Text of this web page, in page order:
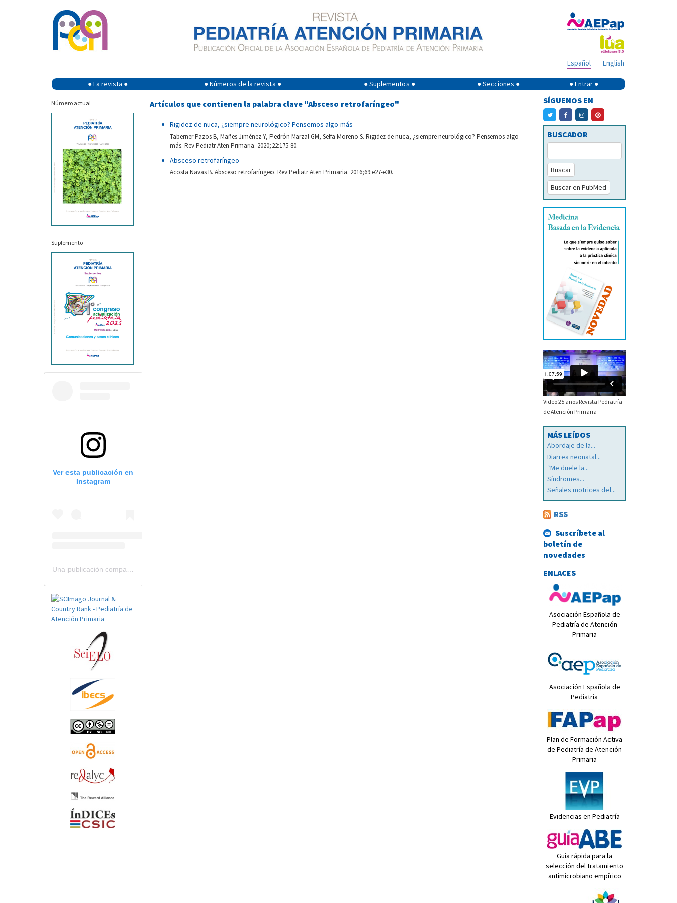
English
Español
● La revista ● ● Números de la revista ● ● Suplementos ● ● Secciones ● ● Entrar ●
Número actual
Suplemento
Ver esta publicación en
Instagram
Artículos que contienen la palabra clave "Absceso retrofaríngeo"
Rigidez de nuca, ¿siempre neurológico? Pensemos algo más
Taberner Pazos B, Mañes Jiménez Y, Pedrón Marzal GM, Selfa Moreno S. Rigidez de nuca, ¿siempre neurológico? Pensemos algo
más. Rev Pediatr Aten Primaria. 2020;22:175-80.
Absceso retrofaríngeo
Acosta Navas B. Absceso retrofaríngeo. Rev Pediatr Aten Primaria. 2016;69:e27-e30.
SÍGUENOS EN
BUSCADOR
Buscar
Buscar en PubMed
Video 25 años Revista Pediatría
de Atención Primaria
MÁS LEÍDOS
Abordaje de la...
Diarrea neonatal...
“Me duele la...
Síndromes...
Señales motrices del...
RSS
Suscríbete al
boletín de
novedades
ENLACES
Asociación Española de
Pediatría de Atención
Primaria
Asociación Española de
Pediatría
Plan de Formación Activa
de Pediatría de Atención
Primaria
Evidencias en Pediatría
Guía rápida para la
selección del tratamiento
antimicrobiano empírico